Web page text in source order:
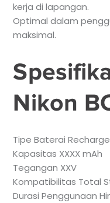
kerja di lapangan.
Optimal dalam
maksimal.
Nikon
Tipe Baterai
Kapasitas XXXX mAh
Tegangan XXV
Kompatibilitas Total
Durasi Penggunaan